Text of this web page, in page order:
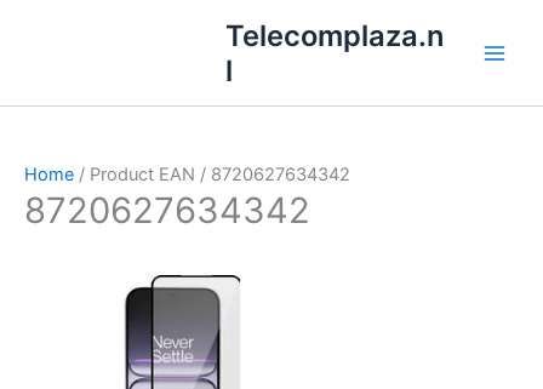
inhoud
Telecomplaza.n
l
Home / Product EAN / 8720627634342
8720627634342